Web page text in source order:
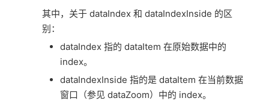
其中，关于 dataIndex 和 dataIndexInside 的区
别：
dataIndex 指的 dataItem 在原始数据中的
index。
dataIndexInside 指的是 dataItem 在当前数据
窗口（参见 dataZoom）中的 index。